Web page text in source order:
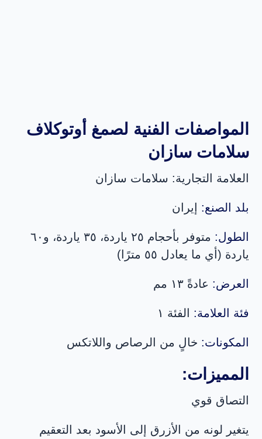
المواصفات الفنية لصمغ أوتوكلاف
سلامات سازان
العلامة التجارية: سلامات سازان
بلد الصنع: إيران
الطول:
متوفر بأحجام ٢٥ ياردة، ٣٥ ياردة، و٦٠
ياردة (أي ما يعادل ٥٥ مترًا)
العرض: عادةً ١٣ مم
فئة العلامة: الفئة ١
المكونات: خالٍ من الرصاص واللاتكس
المميزات:
التصاق قوي
يتغير لونه من الأزرق إلى الأسود بعد التعقيم